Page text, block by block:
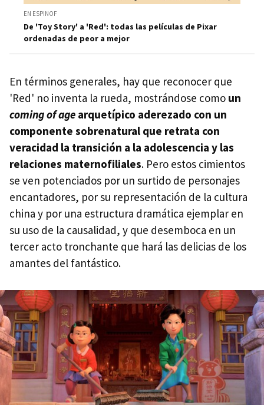
EN ESPINOF
De 'Toy Story' a 'Red': todas las películas de Pixar
ordenadas de peor a mejor
En términos generales, hay que reconocer que
'Red' no inventa la rueda, mostrándose como un
coming of age arquetípico aderezado con un
componente sobrenatural que retrata con
veracidad la transición a la adolescencia y las
relaciones maternofiliales. Pero estos cimientos
se ven potenciados por un surtido de personajes
encantadores, por su representación de la cultura
china y por una estructura dramática ejemplar en
su uso de la causalidad, y que desemboca en un
tercer acto tronchante que hará las delicias de los
amantes del fantástico.